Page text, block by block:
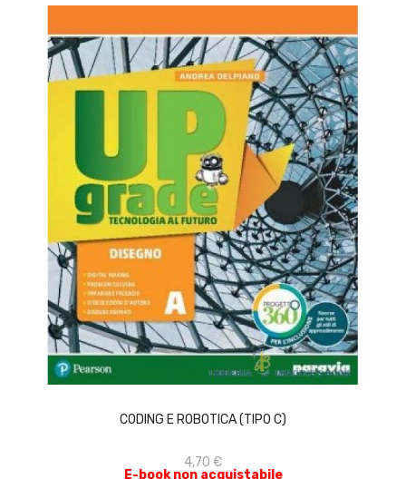
CODING E ROBOTICA (TIPO C)
4,70 €
E-book non acquistabile
ACQUISTA